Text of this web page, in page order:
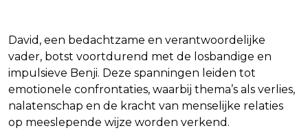
David, een bedachtzame en verantwoordelijke
vader, botst voortdurend met de losbandige en
impulsieve Benji. Deze spanningen leiden tot
emotionele confrontaties, waarbij thema’s als verlies,
nalatenschap en de kracht van menselijke relaties
op meeslepende wijze worden verkend.